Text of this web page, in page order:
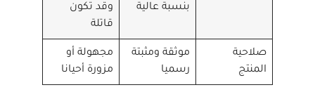
بنسبة عالية
وقد تكون
قاتلة
صلاحية
المنتج
موثقة ومثبتة
رسميا
مجهولة أو
مزورة أحيانا